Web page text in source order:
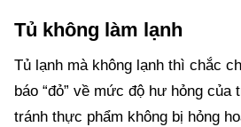
Tủ không làm lạnh
Tủ lạnh mà không lạnh thì chắc
báo “đỏ” về mức độ hư hỏng
tránh thực phẩm không bị hỏng